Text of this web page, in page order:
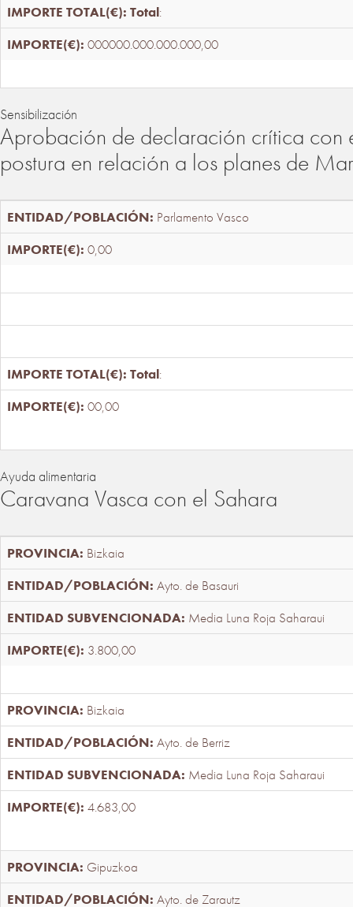
Total:
000000.000.000.000,00
Sensibilización
Aprobación de declaración crítica con
postura en relación a los planes de
Parlamento Vasco
0,00
Total:
00,00
Ayuda alimentaria
Caravana Vasca con el Sahara
Bizkaia
Ayto. de Basauri
Media Luna Roja Saharaui
3.800,00
Bizkaia
Ayto. de Berriz
Media Luna Roja Saharaui
4.683,00
Gipuzkoa
Ayto. de Zarautz